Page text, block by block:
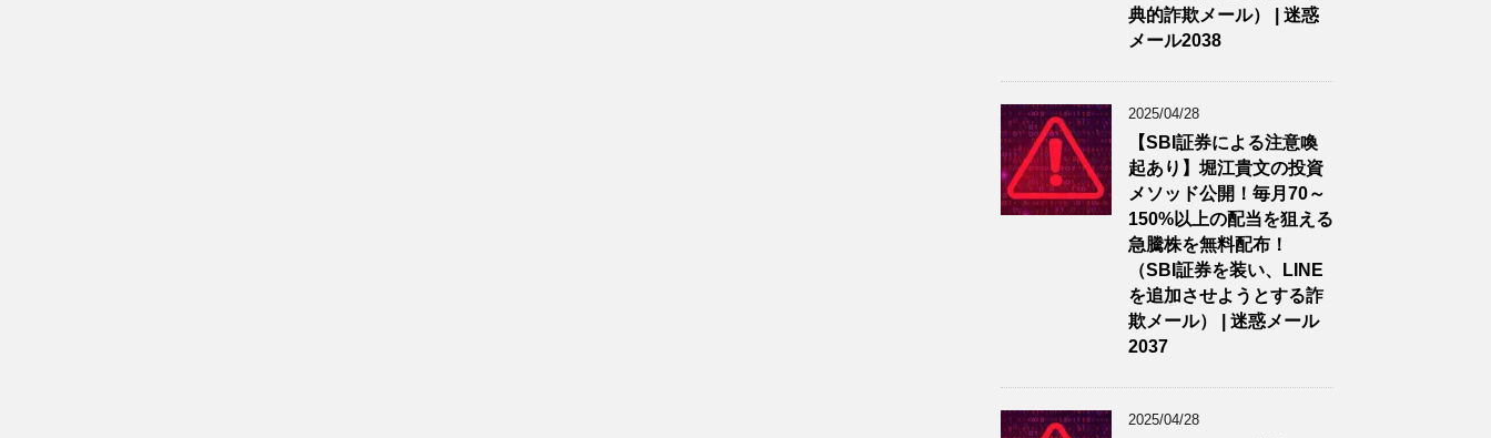
典的詐欺メール） | 迷惑
メール2038
2025/04/28
【SBI証券による注意喚
起あり】堀江貴文の投資
メソッド公開！毎月70～
150%以上の配当を狙える
急騰株を無料配布！
（SBI証券を装い、LINE
を追加させようとする詐
欺メール） | 迷惑メール
2037
2025/04/28